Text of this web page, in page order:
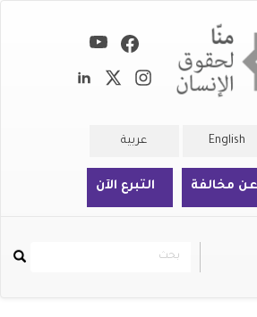
English عربية
عن مخالفة التبرع الآن
Rechercher
بحث